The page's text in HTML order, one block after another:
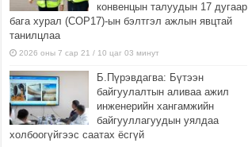
конвенцын талуудын 17 дугаар
бага хурал (СОР17)-ын бэлтгэл ажлын явцтай
танилцлаа
2026 оны 7 сар 21 / 10 цаг 03 минут
Б.Пүрэвдагва: Бүтээн
байгуулалтын аливаа ажил
инженерийн хангамжийн
байгууллагуудын уялдаа
холбоогүйгээс саатах ёсгүй